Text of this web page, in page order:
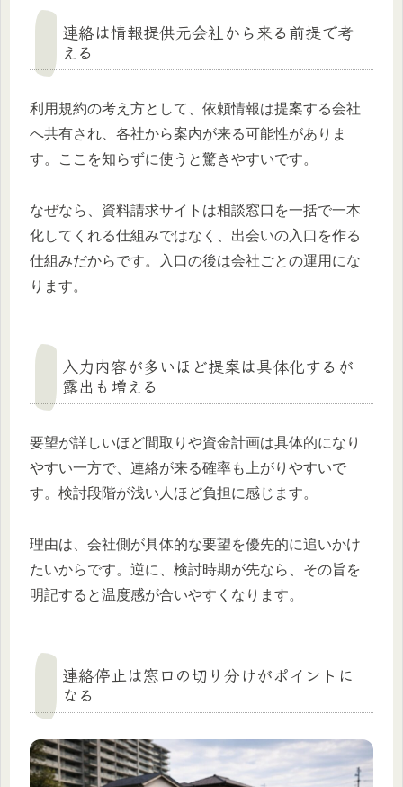
連絡は情報提供元会社から来る前提で考
える
利用規約の考え方として、依頼情報は提案する会社
へ共有され、各社から案内が来る可能性がありま
す。ここを知らずに使うと驚きやすいです。
なぜなら、資料請求サイトは相談窓口を一括で一本
化してくれる仕組みではなく、出会いの入口を作る
仕組みだからです。入口の後は会社ごとの運用にな
ります。
入力内容が多いほど提案は具体化するが
露出も増える
要望が詳しいほど間取りや資金計画は具体的になり
やすい一方で、連絡が来る確率も上がりやすいで
す。検討段階が浅い人ほど負担に感じます。
理由は、会社側が具体的な要望を優先的に追いかけ
たいからです。逆に、検討時期が先なら、その旨を
明記すると温度感が合いやすくなります。
連絡停止は窓口の切り分けがポイントに
なる